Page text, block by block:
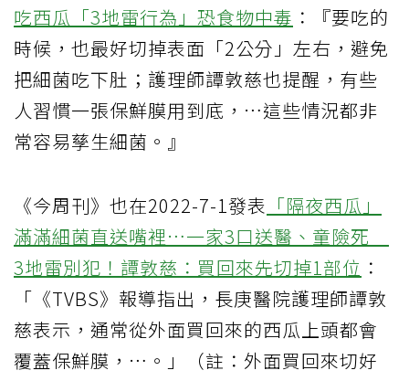
吃西瓜「3地雷行為」恐食物中毒 ：『要吃的
時候，也最好切掉表面「2公分」左右，避免
把細菌吃下肚；護理師譚敦慈也提醒，有些
人習慣一張保鮮膜用到底，…這些情況都非
常容易孳生細菌。』
《今周刊》也在2022-7-1發表 「隔夜西瓜」
滿滿細菌直送嘴裡…一家3口送醫、童險死
3地雷別犯！譚敦慈：買回來先切掉1部位 ：
「《TVBS》報導指出，長庚醫院護理師譚敦
慈表示，通常從外面買回來的西瓜上頭都會
覆蓋保鮮膜，…。」（註：外面買回來切好